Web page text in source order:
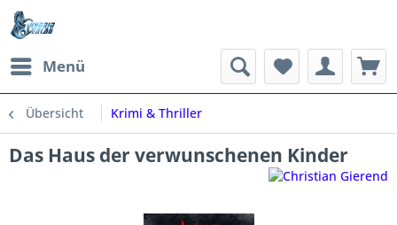
Menü
Übersicht Krimi & Thriller
Das Haus der verwunschenen Kinder